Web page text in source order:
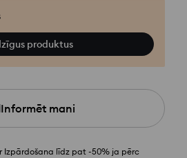
produktus
Informēt mani
Izpārdošana līdz pat -50% ja pērc